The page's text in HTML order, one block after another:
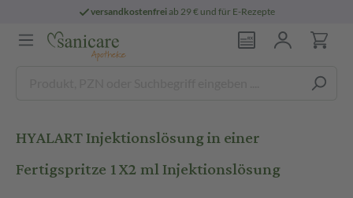
versandkostenfreiab 29 € und für E-Rezepte
HYALART Injektionslösung in einer
Fertigspritze 1X2 ml Injektionslösung